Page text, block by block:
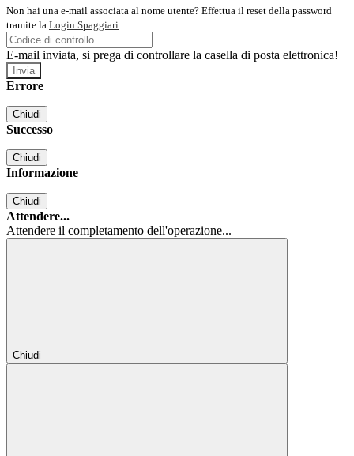
Non hai una e-mail associata al nome utente? Effettua il reset della password
tramite la Login Spaggiari
E-mail inviata, si prega di controllare la casella di posta elettronica!
Errore
Chiudi
Successo
Chiudi
Informazione
Chiudi
Attendere...
Attendere il completamento dell'operazione...
Chiudi